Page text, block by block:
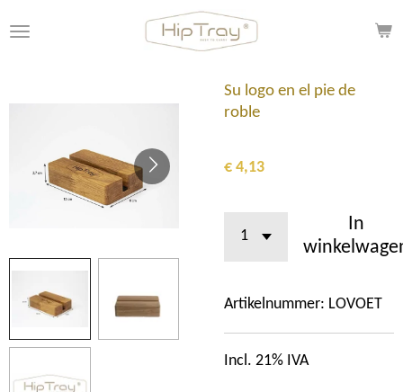
direct
Su logo en el pie de
roble
€ 4,13
In
Artikelnummer: LOVOET
Incl. 21% IVA